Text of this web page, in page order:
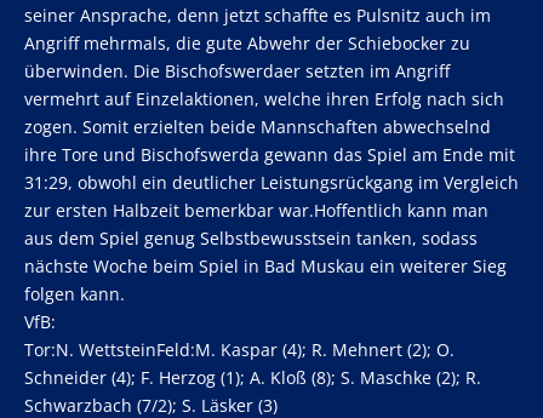
seiner Ansprache, denn jetzt schaffte es Pulsnitz auch im
Angriff mehrmals, die gute Abwehr der Schiebocker zu
überwinden. Die Bischofswerdaer setzten im Angriff
vermehrt auf Einzelaktionen, welche ihren Erfolg nach sich
zogen. Somit erzielten beide Mannschaften abwechselnd
ihre Tore und Bischofswerda gewann das Spiel am Ende mit
31:29, obwohl ein deutlicher Leistungsrückgang im Vergleich
zur ersten Halbzeit bemerkbar war.Hoffentlich kann man
aus dem Spiel genug Selbstbewusstsein tanken, sodass
nächste Woche beim Spiel in Bad Muskau ein weiterer Sieg
folgen kann.
VfB:
Tor:N. WettsteinFeld:M. Kaspar (4); R. Mehnert (2); O.
Schneider (4); F. Herzog (1); A. Kloß (8); S. Maschke (2); R.
Schwarzbach (7/2); S. Läsker (3)